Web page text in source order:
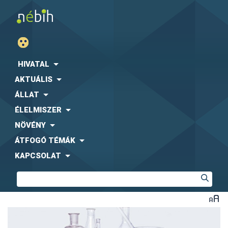
HIVATAL
AKTUÁLIS
ÁLLAT
ÉLELMISZER
NÖVÉNY
ÁTFOGÓ TÉMÁK
KAPCSOLAT